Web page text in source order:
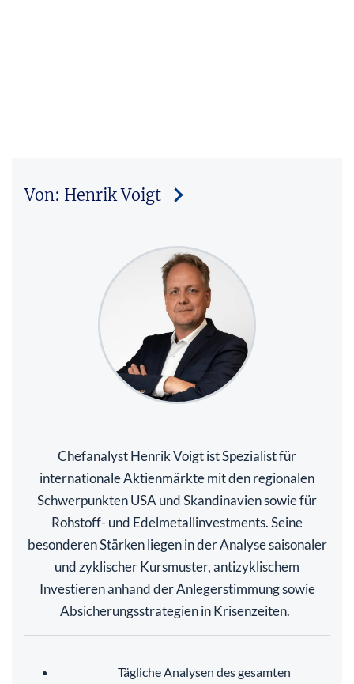
Von: Henrik Voigt
Chefanalyst Henrik Voigt ist Spezialist für
internationale Aktienmärkte mit den regionalen
Schwerpunkten USA und Skandinavien sowie für
Rohstoff- und Edelmetallinvestments. Seine
besonderen Stärken liegen in der Analyse saisonaler
und zyklischer Kursmuster, antizyklischem
Investieren anhand der Anlegerstimmung sowie
Absicherungsstrategien in Krisenzeiten.
Tägliche Analysen des gesamten